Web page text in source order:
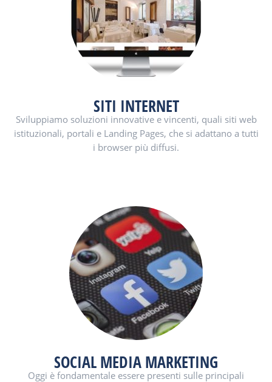
SITI INTERNET
Sviluppiamo soluzioni innovative e vincenti, quali siti web
istituzionali, portali e Landing Pages, che si adattano a tutti
i browser più diffusi.
SOCIAL MEDIA MARKETING
Oggi è fondamentale essere presenti sulle principali